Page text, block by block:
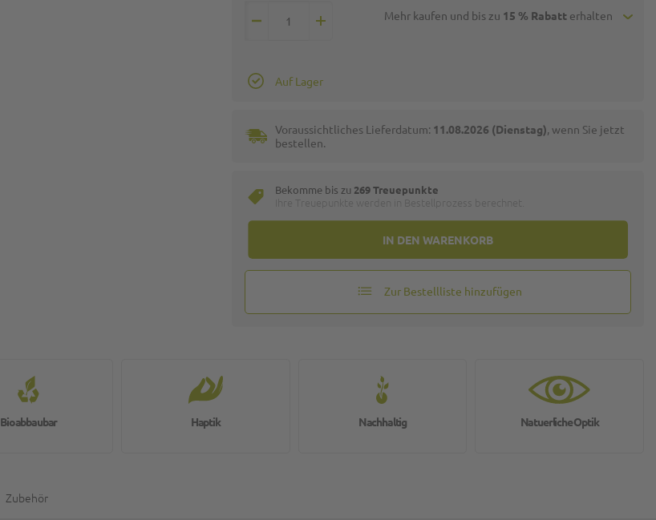
Mehr kaufen und bis zu 15 % Rabatterhalten
IN DEN WARENKORB
Auf Lager
Voraussichtliches Lieferdatum: 11.08.2026 (Dienstag), wenn Sie jetzt
bestellen.
Bekomme bis zu 269 Treuepunkte
Zur Bestellliste hinzufügen
Bioabbaubar Haptik Nachhaltig Natuerliche Optik
Zubehör